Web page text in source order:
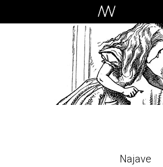
Najave